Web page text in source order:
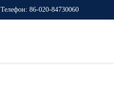
Телефон: 86-020-84730060